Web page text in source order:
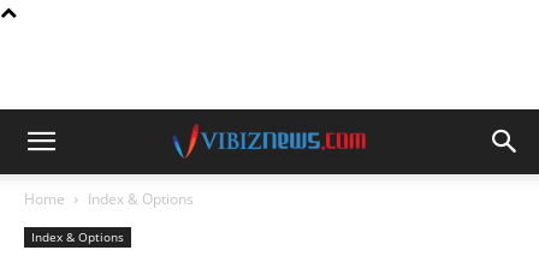
Home Index & Options
Index & Options